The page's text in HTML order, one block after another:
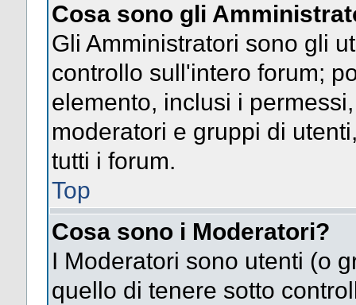
Cosa sono gli
Gli Amministratori sono gli
controllo sull'intero forum;
elemento, inclusi i
moderatori e gruppi di
tutti i forum.
Top
Cosa sono i Moderatori?
I Moderatori sono utenti (o
quello di tenere sotto